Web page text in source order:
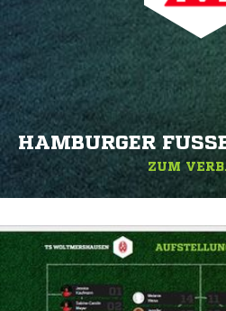
HAMBURGER
ZUM